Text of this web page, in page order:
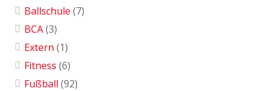
Ballschule (7)
BCA(3)
Extern (1)
Fitness (6)
Fußball (92)